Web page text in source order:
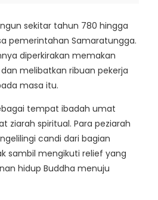
sekitar tahun 780 hingga
pemerintahan Samaratungga.
diperkirakan memakan
melibatkan ribuan pekerja
masa itu.
tempat ibadah umat
ziarah spiritual. Para peziarah
candi dari bagian
sambil mengikuti relief yang
hidup Buddha menuju